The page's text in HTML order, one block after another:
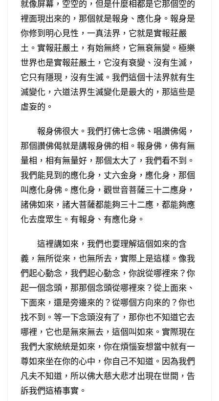
就像屏幕，空空的，但是什麼相都是它那個空的
裡面現出來的，那個就是報身、應化身。報身是
你修到明心見性，一真法界，它就是實報莊嚴
土。實報莊嚴土，有始無終，它無衰無變。極樂
世界也是實報莊嚴土，它沒有衰變、沒有生滅，
它只有隱現，沒有生滅。我們這個十法界就有生
滅變化，六道法界生滅變化是最大的，那這些是
虛妄的。
報身佛很大。我們打佛七念佛、唱讚佛偈，
那個讚佛偈就是講報身佛的相。報身佛，佛有無
量相，相有無量好，那個太大了，我們看不到。
我們能見到的應化身，丈六金身，應化身，那個
叫應化身佛。應化身，觀世音菩薩三十二應身，
諸佛如來，諸大菩薩都能夠三十二應，都能夠應
化去度眾生。有報身、有應化身。
這裡講如來，我們也要理解這個如來的含
義，無所從來，也無所去，實際上是這樣。像我
們起心動念，我們起心動念，你說從哪裡來？你
起一個念頭，那那個念頭從哪裡來？從上面來、
下面來，還是旁邊來的？從哪個方向來的？你也
找不到。等一下念頭沒有了，那你也不知道它去
哪裡，它也是無來無去，這個叫如來。實際現在
我們大家統統是如來，你在煩惱妄想當中就有一
尊如來坐在你的心中，你自己不知道。因為我們
凡夫不知道，所以佛大慈大悲才出現在世間，告
訴我們這樁事實。